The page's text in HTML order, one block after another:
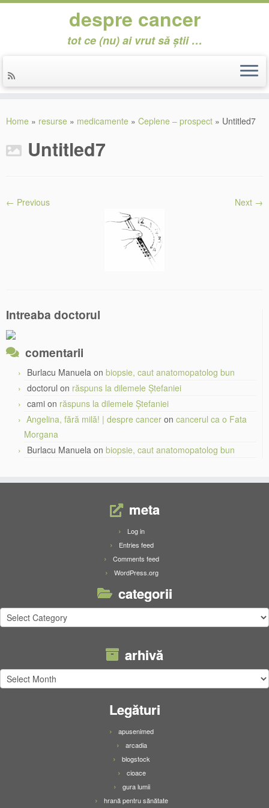
despre cancer
tot ce (nu) ai vrut să știi …
Home » resurse » medicamente » Ceplene – prospect » Untitled7
Untitled7
← Previous Next →
Intreaba doctorul
comentarii
Burlacu Manuela on biopsie, caut anatomopatolog bun
doctorul on răspuns la dilemele Ștefaniei
cami on răspuns la dilemele Ștefaniei
Angelina, fără milă! | despre cancer on cancerul ca o Fata
Morgana
Burlacu Manuela on biopsie, caut anatomopatolog bun
meta
Log in
Entries feed
Comments feed
WordPress.org
categorii
categorii
arhivă
arhivă
Legături
apusenimed
arcadia
blogstock
cioace
gura lumii
hrană pentru sănătate